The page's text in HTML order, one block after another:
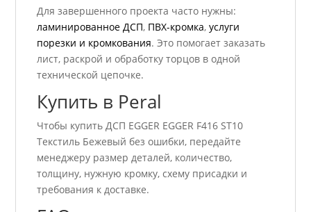
Для завершенного проекта часто нужны:
ламинированное ДСП, ПВХ-кромка,услуги
порезки и кромкования. Это помогает заказать
лист, раскрой и обработку торцов в одной
технической цепочке.
Купить в Peral
Чтобы купить ДСП EGGER EGGER F416 ST10
Текстиль Бежевый без ошибки, передайте
менеджеру размер деталей, количество,
толщину, нужную кромку, схему присадки и
требования к доставке.